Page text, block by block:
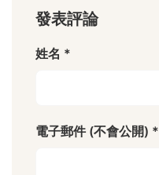
發表評論
姓名 *
電子郵件 (不會公開) *